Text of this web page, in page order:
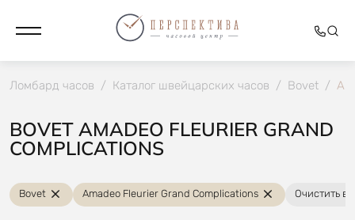
Ломбард часов / Каталог швейцарских часов / Bovet /
BOVET AMADEO FLEURIER GRAND
COMPLICATIONS
Bovet Amadeo Fleurier Grand Complications Очистить